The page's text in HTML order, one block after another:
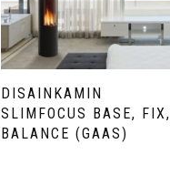
DISAINKAMIN
SLIMFOCUS BASE, FIX,
BALANCE (GAAS)